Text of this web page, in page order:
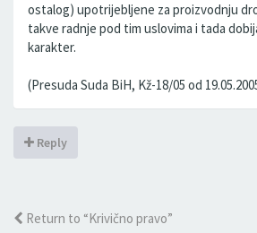
ostalog) upotrijebljene za proizvodnju
takve radnje pod tim uslovima i tada
karakter.
(Presuda Suda BiH, Kž-18/05 od
Reply
Return to “Krivično pravo”